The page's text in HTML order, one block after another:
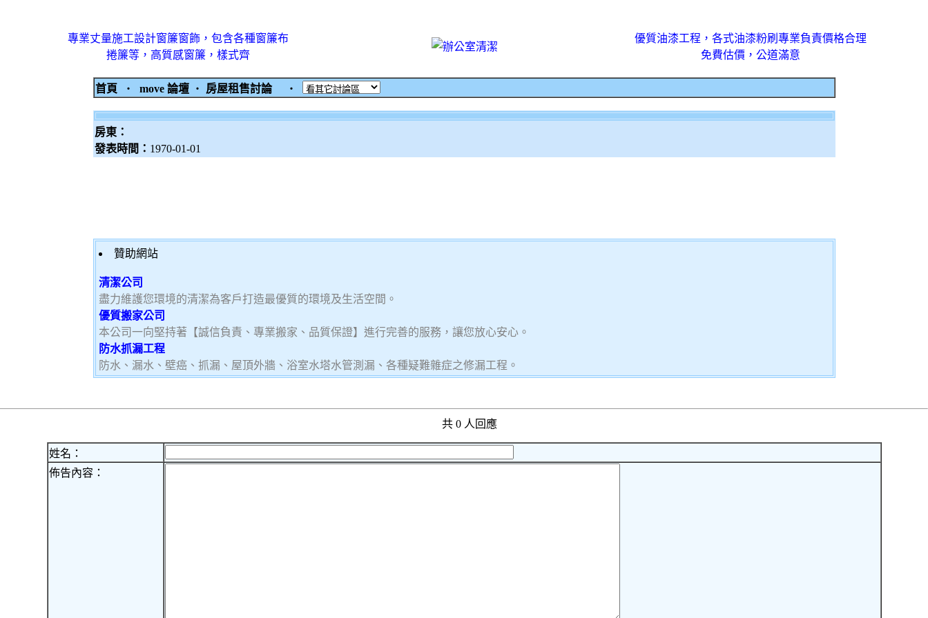
專業丈量施工設計窗簾窗飾，包含各種窗簾布
捲簾等，高質感窗簾，樣式齊
優質油漆工程，各式油漆粉刷專業負責價格合理
免費估價，公道滿意
首頁 ‧ move 論壇 ‧ 房屋租售討論 ‧
房東：
發表時間： 1970-01-01
贊助網站
清潔公司
盡力維護您環境的清潔為客戶打造最優質的環境及生活空間。
優質搬家公司
本公司一向堅持著【誠信負責、專業搬家、品質保證】進行完善的服務，讓您放心安心。
防水抓漏工程
防水、漏水、壁癌、抓漏、屋頂外牆、浴室水塔水管測漏、各種疑難雜症之修漏工程。
共 0 人回應
姓名：
佈告內容：